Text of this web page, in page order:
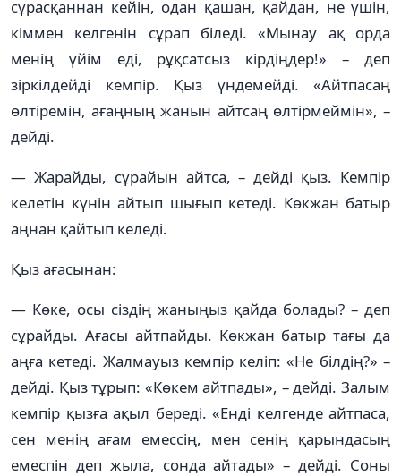
сұрасқаннан кейін, одан қашан, қайдан, не үшін,
кіммен келгенін сұрап біледі. «Мынау ақ орда
менің үйім еді, рұқсатсыз кірдіңдер!» – деп
зіркілдейді кемпір. Қыз үндемейді. «Айтпасаң
өлтіремін, ағаңның жанын айтсаң өлтірмеймін», –
дейді.
— Жарайды, сұрайын айтса, – дейді қыз. Кемпір
келетін күнін айтып шығып кетеді. Көкжан батыр
аңнан қайтып келеді.
Қыз ағасынан:
— Көке, осы сіздің жаныңыз қайда болады? – деп
сұрайды. Ағасы айтпайды. Көкжан батыр тағы да
аңға кетеді. Жалмауыз кемпір келіп: «Не білдің?» –
дейді. Қыз тұрып: «Көкем айтпады», – дейді. Залым
кемпір қызға ақыл береді. «Енді келгенде айтпаса,
сен менің ағам емессің, мен сенің қарындасың
емеспін деп жыла, сонда айтады» – дейді. Соны